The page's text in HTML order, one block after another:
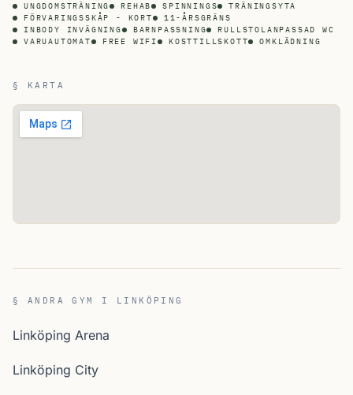
UNGDOMSTRÄNING
REHAB SPINNINGS
TRÄNINGSYTA
FÖRVARINGSSKÅP - KORT
11-ÅRSGRÄNS
INBODY INVÄGNING
BARNPASSNING
RULLSTOLANPASSAD WC
VARUAUTOMAT
FREE WIFI KOSTTILLSKOTT OMKLÄDNING
§ KARTA
§ ANDRA GYM I LINKÖPING
Linköping Arena
Linköping City